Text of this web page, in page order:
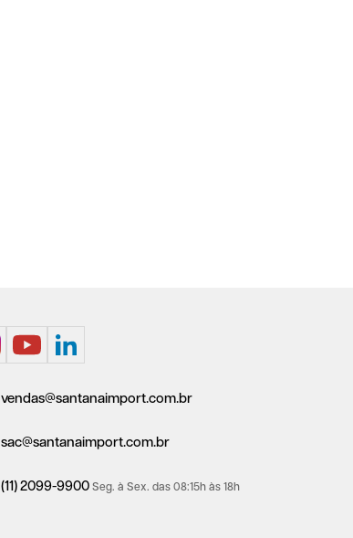
vendas@santanaimport.com.br
sac@santanaimport.com.br
(11) 2099-9900 Seg. à Sex. das 08:15h às 18h